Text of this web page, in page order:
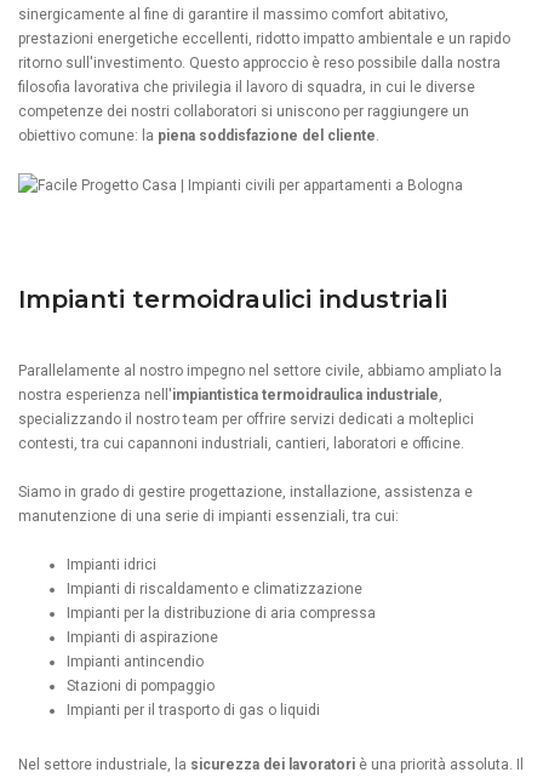
sinergicamente al fine di garantire il massimo comfort abitativo,
prestazioni energetiche eccellenti, ridotto impatto ambientale e un rapido
ritorno sull'investimento. Questo approccio è reso possibile dalla nostra
filosofia lavorativa che privilegia il lavoro di squadra, in cui le diverse
competenze dei nostri collaboratori si uniscono per raggiungere un
obiettivo comune: la piena soddisfazione del cliente.
Impianti termoidraulici industriali
Parallelamente al nostro impegno nel settore civile, abbiamo ampliato la
nostra esperienza nell'impiantistica termoidraulica industriale,
specializzando il nostro team per offrire servizi dedicati a molteplici
contesti, tra cui capannoni industriali, cantieri, laboratori e officine.
Siamo in grado di gestire progettazione, installazione, assistenza e
manutenzione di una serie di impianti essenziali, tra cui:
Impianti idrici
Impianti di riscaldamento e climatizzazione
Impianti per la distribuzione di aria compressa
Impianti di aspirazione
Impianti antincendio
Stazioni di pompaggio
Impianti per il trasporto di gas o liquidi
Nel settore industriale, la sicurezza dei lavoratori è una priorità assoluta. Il